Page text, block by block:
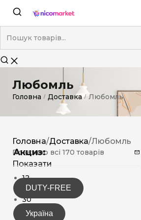
Любомль
Головна / Доставка / Любомль
Акциз:
DUTY-FREE
Україна
Головна/Доставка/Любомль
Показано всі 170 товарів
Показати
12
15
30